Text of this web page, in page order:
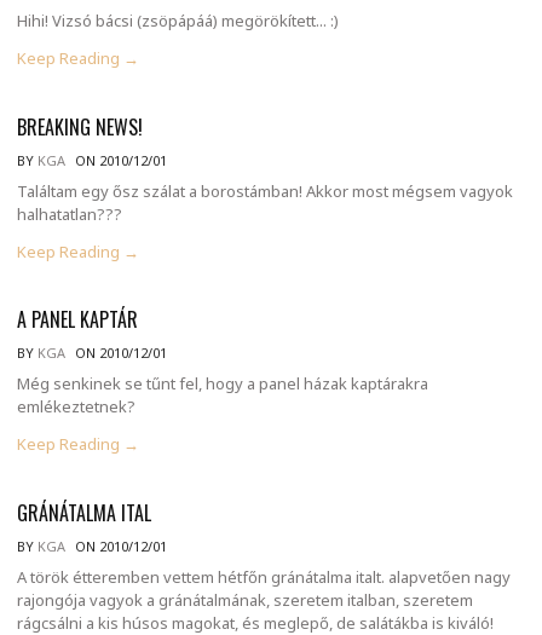
Hihi! Vizsó bácsi (zsöpápáá) megörökített... :)
Keep Reading →
BREAKING NEWS!
BY KGA ON 2010/12/01
Találtam egy ősz szálat a borostámban! Akkor most mégsem vagyok
halhatatlan???
Keep Reading →
A PANEL KAPTÁR
BY KGA ON 2010/12/01
Még senkinek se tűnt fel, hogy a panel házak kaptárakra
emlékeztetnek?
Keep Reading →
GRÁNÁTALMA ITAL
BY KGA ON 2010/12/01
A török étteremben vettem hétfőn gránátalma italt. alapvetően nagy
rajongója vagyok a gránátalmának, szeretem italban, szeretem
rágcsálni a kis húsos magokat, és meglepő, de salátákba is kiváló!